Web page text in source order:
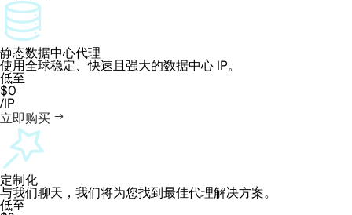
静态数据中心代理
使用全球稳定、快速且强大的数据中心 IP。
低至
$0
/IP
立即购买
定制化
与我们聊天，我们将为您找到最佳代理解决方案。
低至